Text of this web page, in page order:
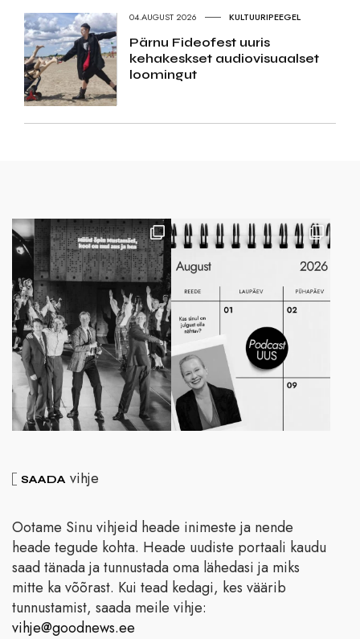
04.AUGUST 2026 KULTUURIPEEGEL
Pärnu Fideofest uuris
kehakeskset audiovisuaalset
loomingut
SAADA vihje
Ootame Sinu vihjeid heade inimeste ja nende
heade tegude kohta. Heade uudiste portaali kaudu
saad tänada ja tunnustada oma lähedasi ja miks
mitte ka võõrast. Kui tead kedagi, kes väärib
tunnustamist, saada meile vihje:
vihje@goodnews.ee